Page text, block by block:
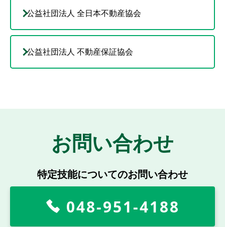
公益社団法人 全日本不動産協会
公益社団法人 不動産保証協会
お問い合わせ
特定技能についてのお問い合わせ
048-951-4188